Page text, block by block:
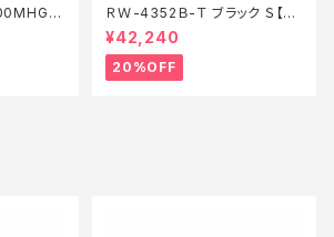
】
ＲＷ-4352Ｂ-Ｔ ブラック Ｓ【特
価装備】【20】
¥42,240
20%OFF